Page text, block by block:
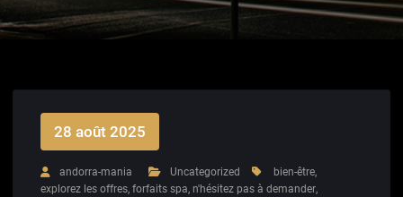
28 août 2025
andorra-mania Uncategorized bien-être,
explorez les offres, forfaits spa, n'hésitez pas à demander,